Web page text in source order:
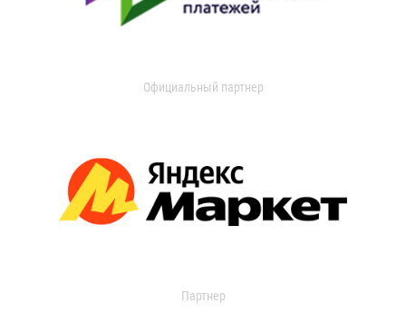
Официальный партнер
Партнер